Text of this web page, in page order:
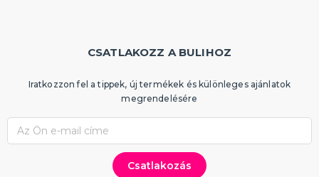
CSATLAKOZZ A BULIHOZ
Iratkozzon fel a tippek, új termékek és különleges ajánlatok
megrendelésére